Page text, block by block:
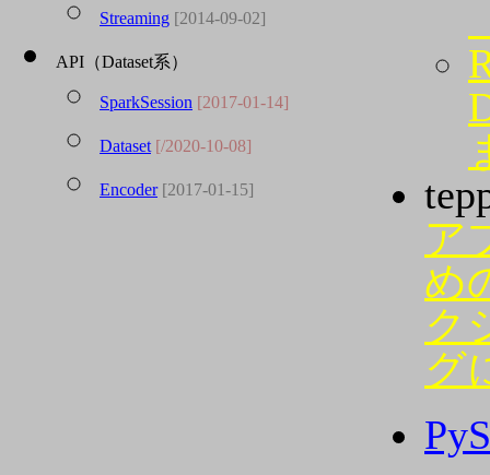
Streaming [2014-09-02]
API（Dataset系）
SparkSession [2017-01-14]
Dataset [/2020-10-08]
Encoder [2017-01-15]
ア
め
ク
グ